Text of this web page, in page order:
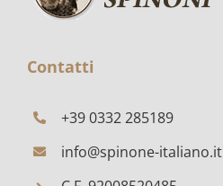
POLESINE
Contatti
+39 0332 285189
info@spinone-italiano.it